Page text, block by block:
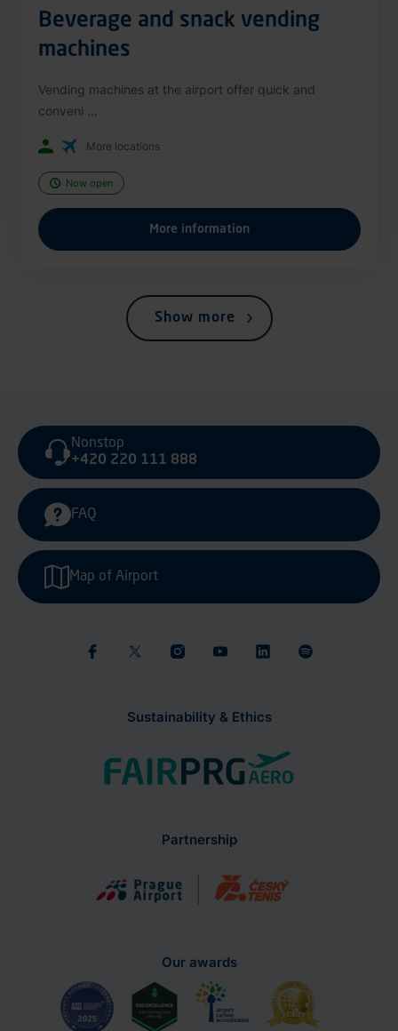
Beverage and snack vending
machines
Vending machines at the airport offer quick and
conveni ...
More locations
Now open
More information
Show more
Sustainability & Ethics
Nonstop
+420 220 111 888
FAQ
Map of Airport
Partnership
Our awards